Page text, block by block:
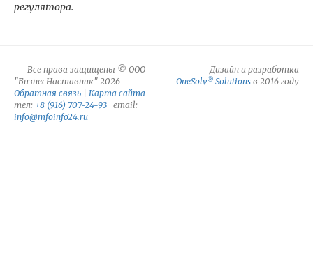
регулятора.
Все права защищены © ООО
"БизнесНаставник" 2026
Обратная связь
Карта сайта
тел: +8 (916) 707-24-93 email:
info@mfoinfo24.ru
Дизайн и разработка
OneSolv® Solutions в 2016 году